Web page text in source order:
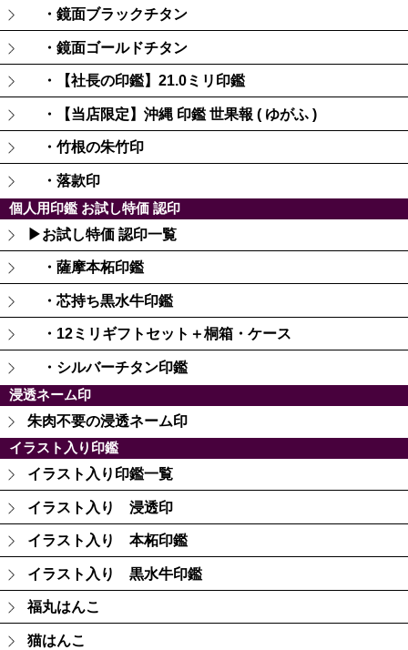
・鏡面ブラックチタン
・鏡面ゴールドチタン
・【社長の印鑑】21.0ミリ印鑑
・【当店限定】沖縄 印鑑 世果報 ( ゆがふ )
・竹根の朱竹印
・落款印
個人用印鑑 お試し特価 認印
▶お試し特価 認印一覧
・薩摩本柘印鑑
・芯持ち黒水牛印鑑
・12ミリギフトセット＋桐箱・ケース
・シルバーチタン印鑑
浸透ネーム印
朱肉不要の浸透ネーム印
イラスト入り印鑑
イラスト入り印鑑一覧
イラスト入り 浸透印
イラスト入り 本柘印鑑
イラスト入り 黒水牛印鑑
福丸はんこ
猫はんこ